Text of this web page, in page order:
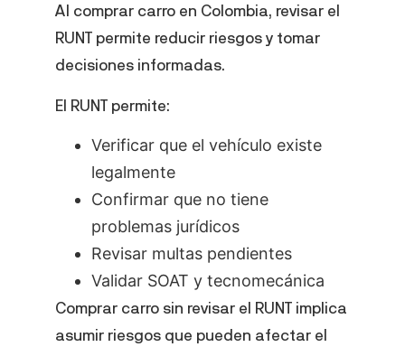
Al comprar carro en Colombia, revisar el
RUNT permite reducir riesgos y tomar
decisiones informadas.
El RUNT permite:
Verificar que el vehículo existe
legalmente
Confirmar que no tiene
problemas jurídicos
Revisar multas pendientes
Validar SOAT y tecnomecánica
Comprar carro sin revisar el RUNT implica
asumir riesgos que pueden afectar el